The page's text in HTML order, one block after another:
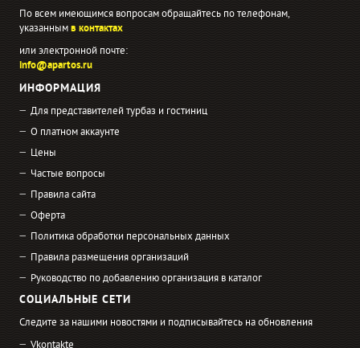
По всем имеющимся вопросам обращайтесь по телефонам,
указаннымв контактах
или электронной почте:
info@apartos.ru
ИНФОРМАЦИЯ
Для представителей турбаз и гостиниц
О платном аккаунте
Цены
Частые вопросы
Правила сайта
Оферта
Политика обработки персональных данных
Правила размещения организаций
Руководство по добавлению организация в каталог
СОЦИАЛЬНЫЕ СЕТИ
Следите за нашими новостями и подписывайтесь на обновления